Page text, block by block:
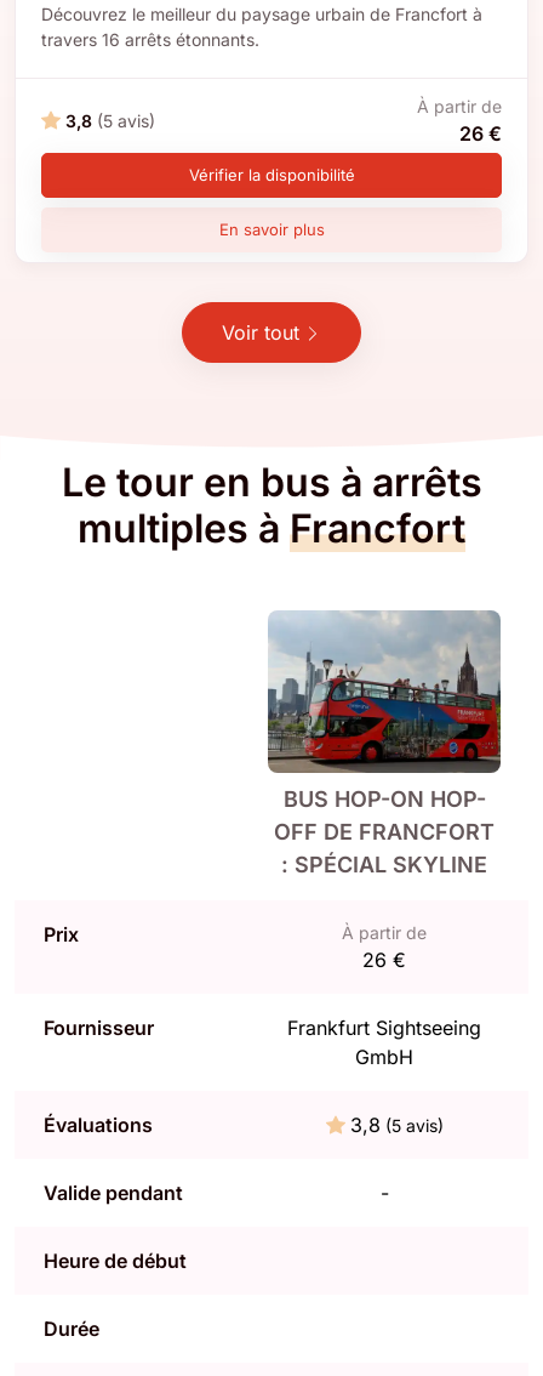
Découvrez le meilleur du paysage urbain de Francfort à
travers 16 arrêts étonnants.
3,8 (5 avis)
À partir de
26 €
Vérifier la disponibilité
En savoir plus
Voir tout
Le tour en bus à arrêts
multiples à Francfort
BUS HOP-ON HOP-
OFF DE FRANCFORT
: SPÉCIAL SKYLINE
Prix À partir de
26 €
Fournisseur
Frankfurt Sightseeing
GmbH
Évaluations 3,8 (5 avis)
Valide pendant -
Heure de début
Durée